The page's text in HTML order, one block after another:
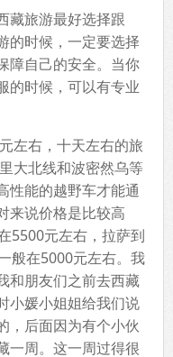
藏旅游最好选择跟
的时候，一定要选择
障自己的安全。当你
的时候，可以有专业
左右，十天左右的旅
大北线和波密然乌等
性能的越野车才能通
来说价格是比较高
5500元左右，拉萨到
般在5000元左右。我
和朋友们之前去西藏
小媛小姐姐给我们说
，后面因为有个小伙
一周。这一周过得很